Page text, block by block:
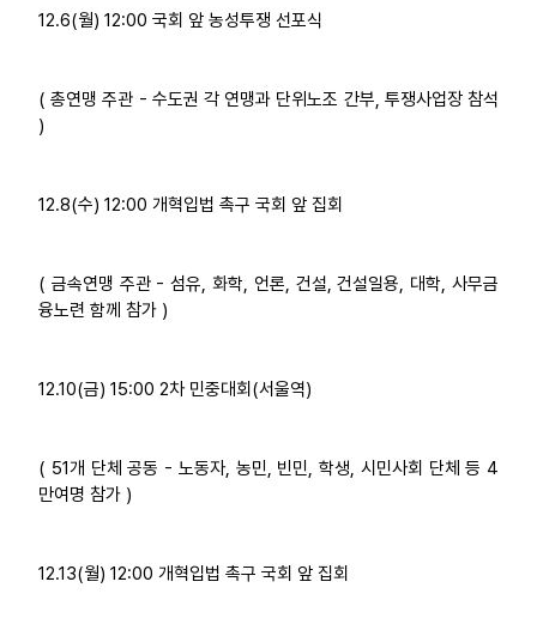
12.6(월) 12:00 국회 앞 농성투쟁 선포식
( 총연맹 주관 - 수도권 각 연맹과 단위노조 간부, 투쟁사업장 참석
)
12.8(수) 12:00 개혁입법 촉구 국회 앞 집회
( 금속연맹 주관 - 섬유, 화학, 언론, 건설, 건설일용, 대학, 사무금
융노련 함께 참가 )
12.10(금) 15:00 2차 민중대회(서울역)
( 51개 단체 공동 - 노동자, 농민, 빈민, 학생, 시민사회 단체 등 4
만여명 참가 )
12.13(월) 12:00 개혁입법 촉구 국회 앞 집회